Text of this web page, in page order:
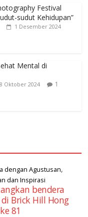
Festival
sudut Kehidupan”
1 Desember 2024
Mental di
Oktober 2024 1
dengan Agustusan,
dan Inspirasi
bendera
Brick Hill Hong
81